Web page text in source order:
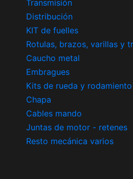
Transmisión
Distribución
KIT de fuelles
Rotulas, brazos, varillas y
Caucho metal
Embragues
Kits de rueda y rodamiento
Chapa
Cables mando
Juntas de motor - retenes
Resto mecánica varios